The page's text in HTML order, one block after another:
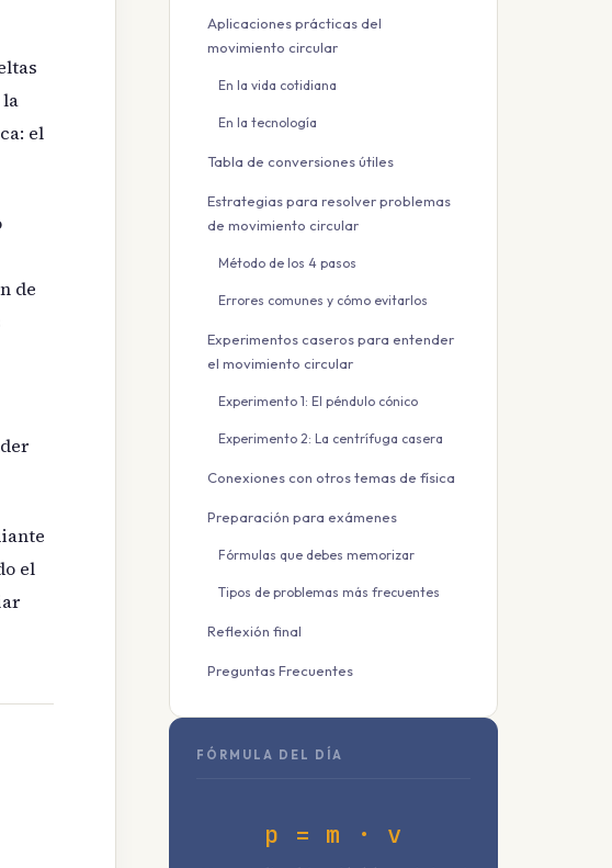
la
el
de
el
Aplicaciones prácticas del
movimiento circular
En la vida cotidiana
En la tecnología
Tabla de conversiones útiles
Estrategias para resolver problemas
de movimiento circular
Método de los 4 pasos
Errores comunes y cómo evitarlos
Experimentos caseros para entender
el movimiento circular
Experimento 1: El péndulo cónico
Experimento 2: La centrífuga casera
Conexiones con otros temas de física
Preparación para exámenes
Fórmulas que debes memorizar
Tipos de problemas más frecuentes
Reflexión final
Preguntas Frecuentes
FÓRMULA DEL DÍA
p = m · v